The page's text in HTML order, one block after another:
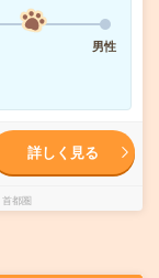
男性
詳しく見る
都圏